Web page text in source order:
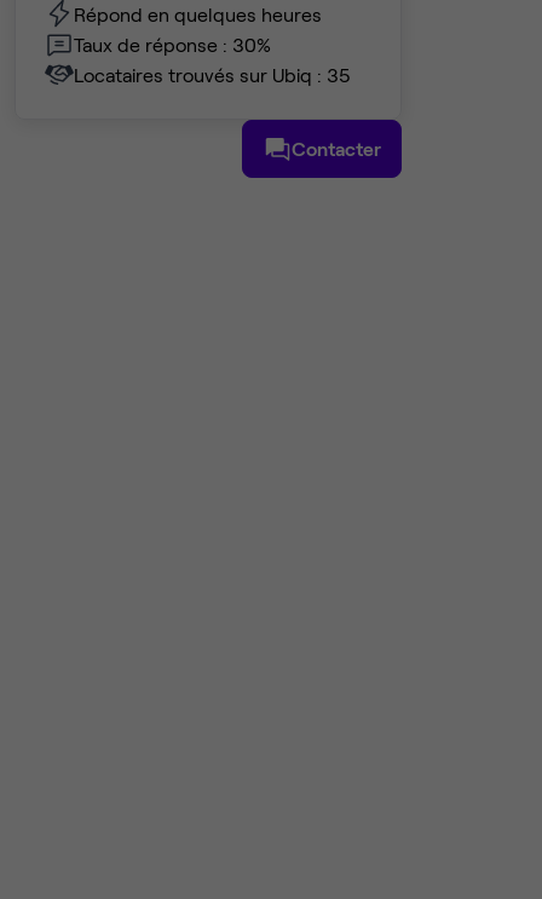
Répond en quelques heures
Taux de réponse : 30%
Locataires trouvés sur Ubiq : 35
Contacter